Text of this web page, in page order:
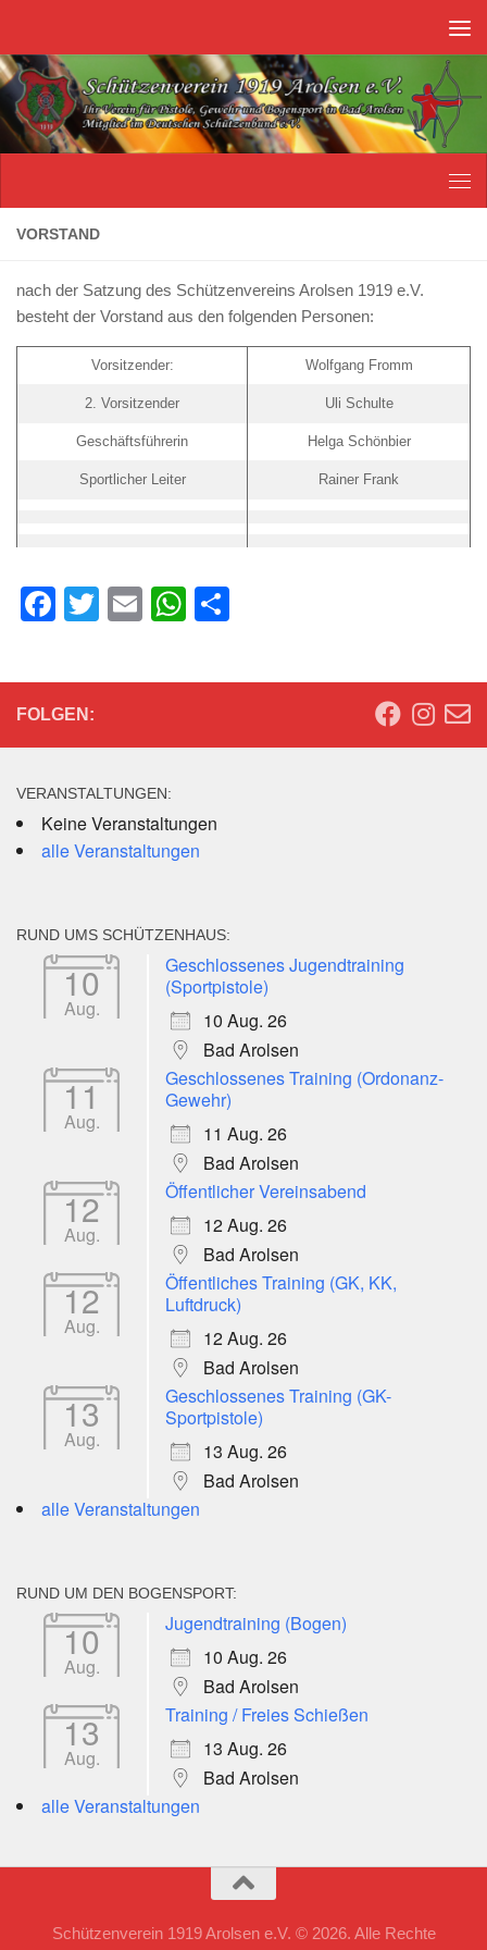
VORSTAND
nach der Satzung des Schützenvereins Arolsen 1919 e.V.
besteht der Vorstand aus den folgenden Personen:
Vorsitzender: Wolfgang Fromm
2. Vorsitzender Uli Schulte
Geschäftsführerin Helga Schönbier
Sportlicher Leiter Rainer Frank
Facebook
Twitter
EmailWhatsApp
FOLGEN:
VERANSTALTUNGEN:
Keine Veranstaltungen
alle Veranstaltungen
RUND UMS SCHÜTZENHAUS:
10
Aug.
Geschlossenes Jugendtraining
(Sportpistole)
10 Aug. 26
Bad Arolsen
11
Aug.
Geschlossenes Training (Ordonanz-
Gewehr)
11 Aug. 26
Bad Arolsen
12
Aug.
Öffentlicher Vereinsabend
12 Aug. 26
Bad Arolsen
12
Aug.
Öffentliches Training (GK, KK,
Luftdruck)
12 Aug. 26
Bad Arolsen
13
Aug.
Geschlossenes Training (GK-
Sportpistole)
13 Aug. 26
Bad Arolsen
alle Veranstaltungen
RUND UM DEN BOGENSPORT:
10
Aug.
Jugendtraining (Bogen)
10 Aug. 26
Bad Arolsen
13
Aug.
Training / Freies Schießen
13 Aug. 26
Bad Arolsen
alle Veranstaltungen
Schützenverein 1919 Arolsen e.V. © 2026. Alle Rechte